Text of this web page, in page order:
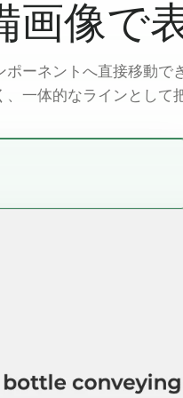
像で表
ーネントへ直接移動で
一体的なラインとして